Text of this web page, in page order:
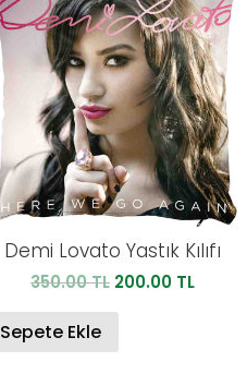
Demi Lovato Yastık Kılıfı
350.00TL Orijinal
200.00 TLŞu
Sepete Ekle